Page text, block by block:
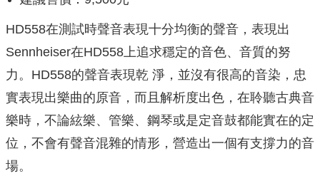
HD558在測試時聲音表現十分均衡的聲音，表現出
Sennheiser在HD558上追求穩定的音色、音質的努
力。HD558的聲音表現乾 淨，並沒有很高的音染，忠
實表現出樂曲的原音，而且解析度出色，在聆聽古典音
樂時，不論絃樂、管樂、鋼琴或是定音鼓都能實在的定
位，不會有聲音混雜的情形，營造出一個有支撐力的音
場。